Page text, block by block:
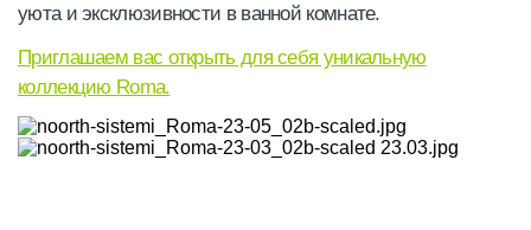
уюта и эксклюзивности в ванной комнате.
Приглашаем вас открыть для себя уникальную
коллекцию Roma.